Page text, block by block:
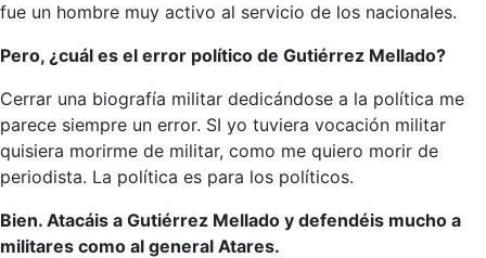
fue un hombre muy activo al servicio de los nacionales.
Pero, ¿cuál es el error político de Gutiérrez Mellado?
Cerrar una biografía militar dedicándose a la política me
parece siempre un error. SI yo tuviera vocación militar
quisiera morirme de militar, como me quiero morir de
periodista. La política es para los políticos.
Bien. Atacáis a Gutiérrez Mellado y defendéis mucho a
militares como al general Atares.